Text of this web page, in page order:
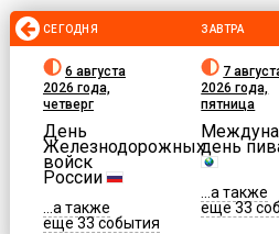
СЕГОДНЯ
6 августа
2026 года,
четверг
День
Железнодорожных
войск
России
...а также
еще 33 события
ЗАВТРА
7
2026 года,
пятница
день
...а также
еще 33